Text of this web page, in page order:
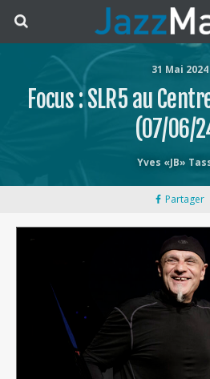
31 Mai 2024
Focus : SLR5 au
(07/06/
Yves «JB»
Partager